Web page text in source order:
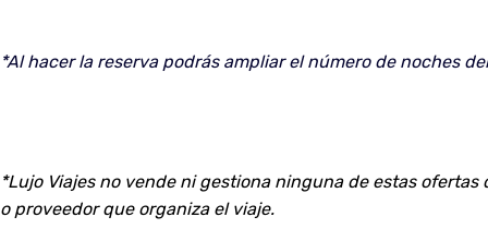
*Al hacer la reserva podrás ampliar el número de noches
*Lujo Viajes no vende ni gestiona ninguna de estas
o proveedor que organiza el viaje.